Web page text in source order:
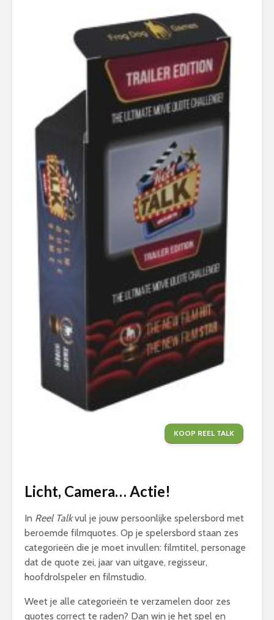
KOOP REEL TALK
Licht, Camera… Actie!
In Reel Talkvul je jouw persoonlijke spelersbord met
beroemde filmquotes. Op je spelersbord staan zes
categorieën die je moet invullen: filmtitel, personage
dat de quote zei, jaar van uitgave, regisseur,
hoofdrolspeler en filmstudio.
Weet je alle categorieën te verzamelen door zes
quotes correct te raden? Dan win je het spel en